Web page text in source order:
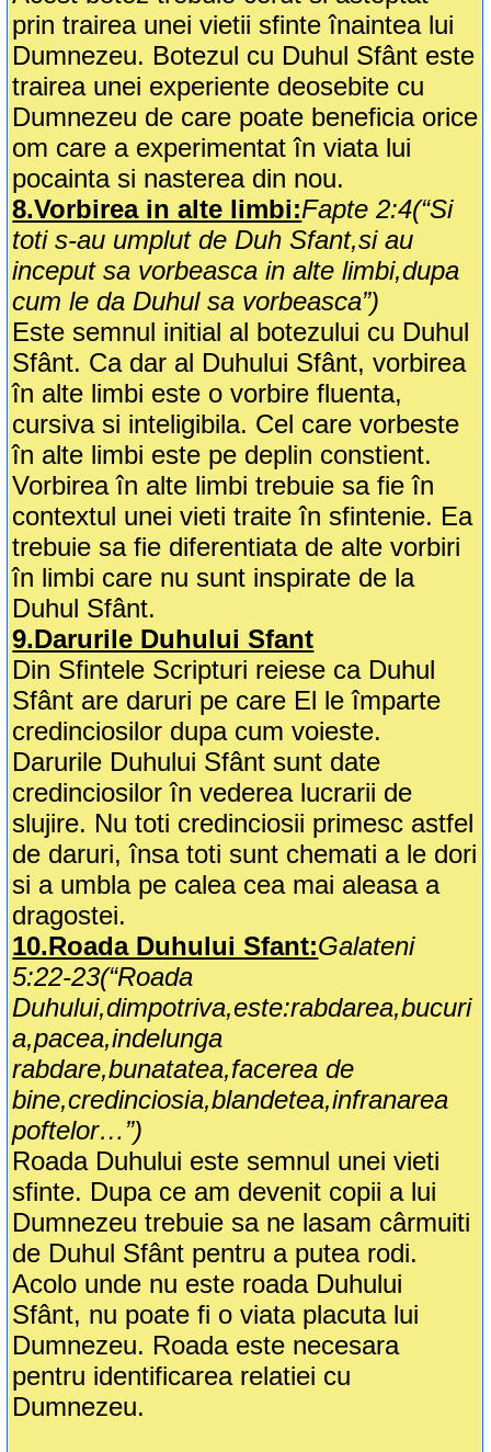
prin trairea unei vietii sfinte înaintea lui
Dumnezeu. Botezul cu Duhul Sfânt este
trairea unei experiente deosebite cu
Dumnezeu de care poate beneficia orice
om care a experimentat în viata lui
pocainta si nasterea din nou.
8.Vorbirea in alte limbi:Fapte 2:4(“Si
toti s-au umplut de Duh Sfant,si au
inceput sa vorbeasca in alte limbi,dupa
cum le da Duhul sa vorbeasca”)
Este semnul initial al botezului cu Duhul
Sfânt. Ca dar al Duhului Sfânt, vorbirea
în alte limbi este o vorbire fluenta,
cursiva si inteligibila. Cel care vorbeste
în alte limbi este pe deplin constient.
Vorbirea în alte limbi trebuie sa fie în
contextul unei vieti traite în sfintenie. Ea
trebuie sa fie diferentiata de alte vorbiri
în limbi care nu sunt inspirate de la
Duhul Sfânt.
9.Darurile Duhului Sfant
Din Sfintele Scripturi reiese ca Duhul
Sfânt are daruri pe care El le împarte
credinciosilor dupa cum voieste.
Darurile Duhului Sfânt sunt date
credinciosilor în vederea lucrarii de
slujire. Nu toti credinciosii primesc astfel
de daruri, însa toti sunt chemati a le dori
si a umbla pe calea cea mai aleasa a
dragostei.
10.Roada Duhului Sfant:Galateni
5:22-23(“Roada
Duhului,dimpotriva,este:rabdarea,bucuri
a,pacea,indelunga
rabdare,bunatatea,facerea de
bine,credinciosia,blandetea,infranarea
poftelor…”)
Roada Duhului este semnul unei vieti
sfinte. Dupa ce am devenit copii a lui
Dumnezeu trebuie sa ne lasam cârmuiti
de Duhul Sfânt pentru a putea rodi.
Acolo unde nu este roada Duhului
Sfânt, nu poate fi o viata placuta lui
Dumnezeu. Roada este necesara
pentru identificarea relatiei cu
Dumnezeu.